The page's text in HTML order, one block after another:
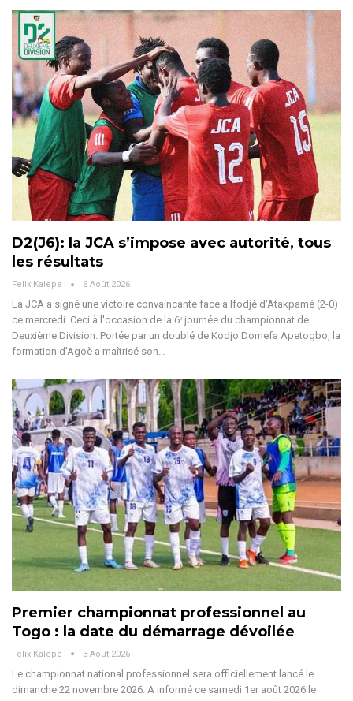
D2(J6): la JCA s’impose avec autorité, tous
les résultats
Felix Kalepe 6 Août 2026
La JCA a signé une victoire convaincante face à Ifodjè d'Atakpamé (2-0)
ce mercredi. Ceci à l'occasion de la 6ᵉ journée du championnat de
Deuxième Division. Portée par un doublé de Kodjo Domefa Apetogbo, la
formation d'Agoè a maîtrisé son…
Premier championnat professionnel au
Togo : la date du démarrage dévoilée
Felix Kalepe 3 Août 2026
Le championnat national professionnel sera officiellement lancé le
dimanche 22 novembre 2026. A informé ce samedi 1er août 2026 le